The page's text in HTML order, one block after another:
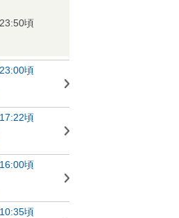
頃
頃
頃
頃
頃